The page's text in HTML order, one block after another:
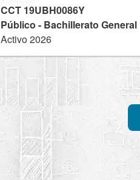
CCT 19UBH0086Y
Público - Bachillerato General
Activo 2026